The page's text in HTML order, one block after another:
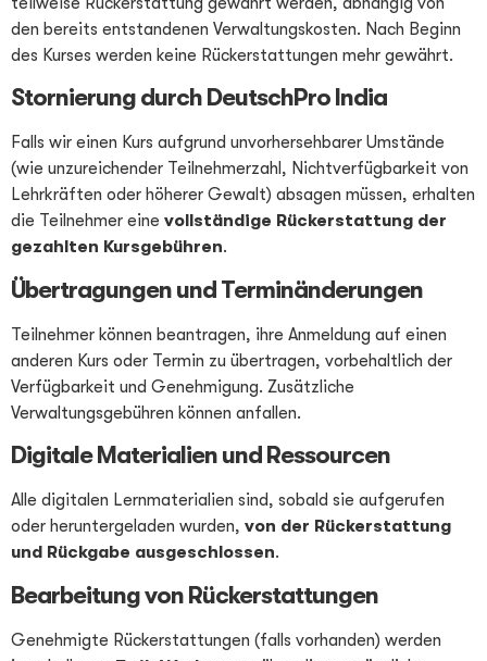
den bereits entstandenen Verwaltungskosten. Nach Beginn
des Kurses werden keine Rückerstattungen mehr gewährt.
Stornierung durch DeutschPro India
Falls wir einen Kurs aufgrund unvorhersehbarer Umstände
(wie unzureichender Teilnehmerzahl, Nichtverfügbarkeit von
Lehrkräften oder höherer Gewalt) absagen müssen, erhalten
die Teilnehmer eine vollständige Rückerstattung der
gezahlten Kursgebühren.
Übertragungen und Terminänderungen
Teilnehmer können beantragen, ihre Anmeldung auf einen
anderen Kurs oder Termin zu übertragen, vorbehaltlich der
Verfügbarkeit und Genehmigung. Zusätzliche
Verwaltungsgebühren können anfallen.
Digitale Materialien und Ressourcen
Alle digitalen Lernmaterialien sind, sobald sie aufgerufen
oder heruntergeladen wurden, von der Rückerstattung
und Rückgabe ausgeschlossen.
Bearbeitung von Rückerstattungen
Genehmigte Rückerstattungen (falls vorhanden) werden